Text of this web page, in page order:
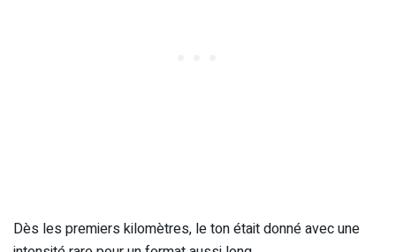
Dès les premiers kilomètres, le ton était donné avec une